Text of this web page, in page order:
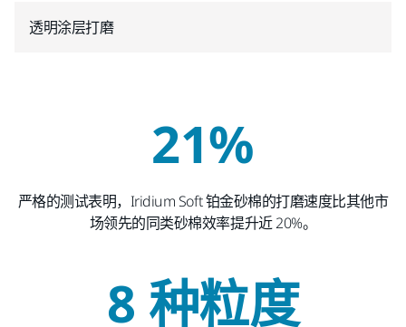
透明涂层打磨
21%
严格的测试表明，Iridium Soft 铂金砂棉的打磨速度比其他市
场领先的同类砂棉效率提升近 20%。
8 种粒度